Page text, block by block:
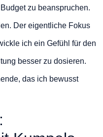
zu beanspruchen.
Der eigentliche Fokus
ich ein Gefühl für den
besser zu dosieren.
das ich bewusst